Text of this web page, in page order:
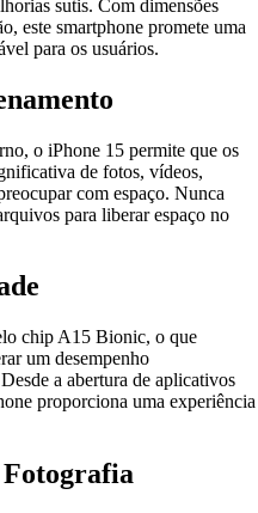
sutis. Com dimensões
este smartphone promete uma
para os usuários.
o iPhone 15 permite que os
de fotos, vídeos,
com espaço. Nunca
para liberar espaço no
chip A15 Bionic, o que
um desempenho
a abertura de aplicativos
proporciona uma experiência
Fotografia